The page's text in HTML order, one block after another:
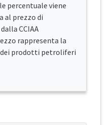
percentuale viene
al prezzo di
CCIAA
rappresenta la
prodotti petroliferi